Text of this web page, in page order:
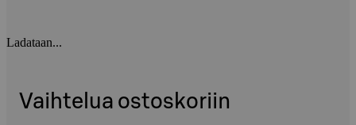
Ladataan...
Vaihtelua ostoskoriin